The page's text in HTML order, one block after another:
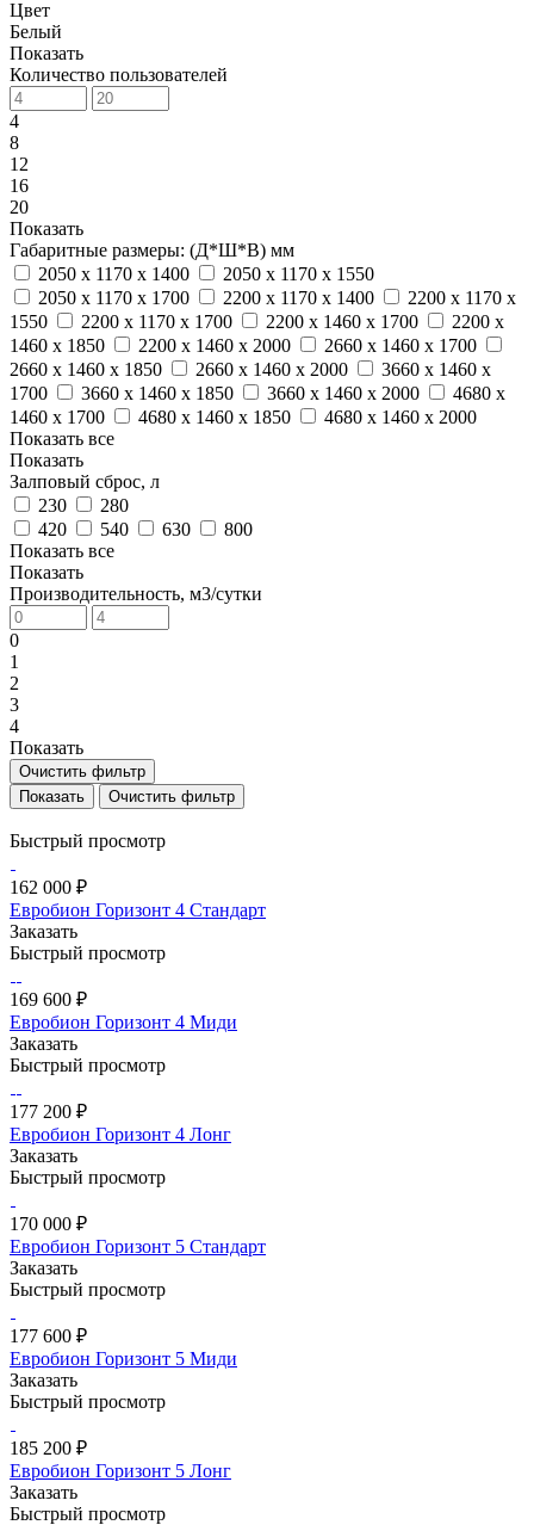
Цвет
Белый
Показать
Количество пользователей
4
8
12
16
20
Показать
Габаритные размеры: (Д*Ш*В) мм
2050 x 1170 x 1400
2050 x 1170 x 1550
2050 x 1170 x 1700
2200 x 1170 x 1400
2200 x 1170 x
1550
2200 x 1170 x 1700 2200 x 1460 x 1700
2200 x
1460 x 1850
2200 x 1460 x 2000
2660 x 1460 x 1700
2660 x 1460 x 1850
2660 x 1460 x 2000
3660 x 1460 x
1700
3660 x 1460 x 1850 3660 x 1460 x 2000
4680 x
1460 x 1700
4680 x 1460 x 1850
4680 x 1460 x 2000
Показать все
Показать
Залповый сброс, л
230
280
420
540 630
800
Показать все
Показать
Производительность, м3/сутки
0
1
2
3
4
Показать
Очистить фильтр
Очистить фильтр
Быстрый просмотр
162 000 ₽
Евробион Горизонт 4 Стандарт
Заказать
Быстрый просмотр
169 600 ₽
Евробион Горизонт 4 Миди
Заказать
Быстрый просмотр
177 200 ₽
Евробион Горизонт 4 Лонг
Заказать
Быстрый просмотр
170 000 ₽
Евробион Горизонт 5 Стандарт
Заказать
Быстрый просмотр
177 600 ₽
Евробион Горизонт 5 Миди
Заказать
Быстрый просмотр
185 200 ₽
Евробион Горизонт 5 Лонг
Заказать
Быстрый просмотр